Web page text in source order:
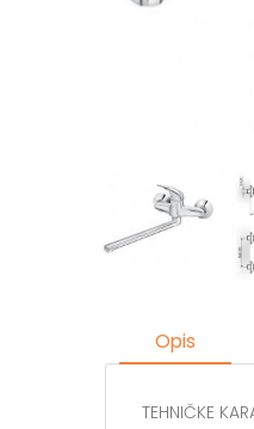
Opis
TEHNIČKE